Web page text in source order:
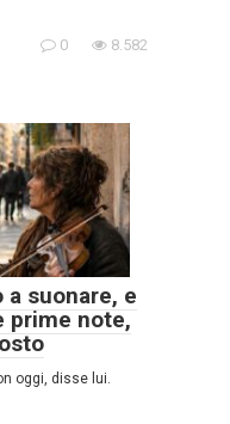
0 8.582
a suonare, e
prime note,
oggi, disse lui.